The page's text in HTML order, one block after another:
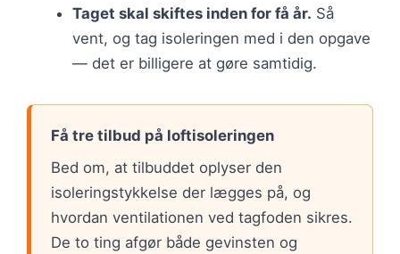
Taget skal skiftes inden for få år. Så
vent, og tag isoleringen med i den opgave
— det er billigere at gøre samtidig.
Få tre tilbud på loftisoleringen
Bed om, at tilbuddet oplyser den
isoleringstykkelse der lægges på, og
hvordan ventilationen ved tagfoden sikres.
De to ting afgør både gevinsten og